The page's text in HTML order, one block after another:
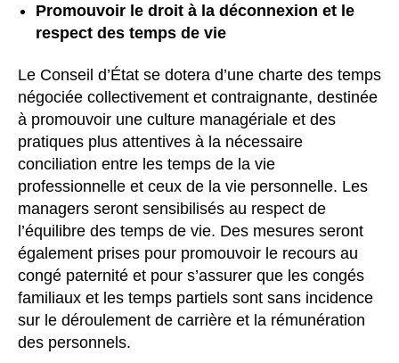
Promouvoir le droit à la déconnexion et le
respect des temps de vie
Le Conseil d’État se dotera d’une charte des temps
négociée collectivement et contraignante, destinée
à promouvoir une culture managériale et des
pratiques plus attentives à la nécessaire
conciliation entre les temps de la vie
professionnelle et ceux de la vie personnelle. Les
managers seront sensibilisés au respect de
l’équilibre des temps de vie. Des mesures seront
également prises pour promouvoir le recours au
congé paternité et pour s’assurer que les congés
familiaux et les temps partiels sont sans incidence
sur le déroulement de carrière et la rémunération
des personnels.